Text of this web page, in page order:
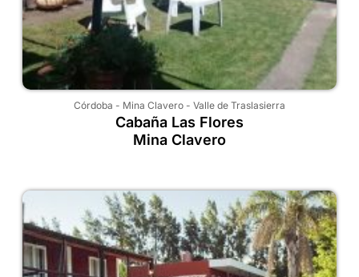
Córdoba - Mina Clavero - Valle de Traslasierra
Cabaña Las Flores
Mina Clavero